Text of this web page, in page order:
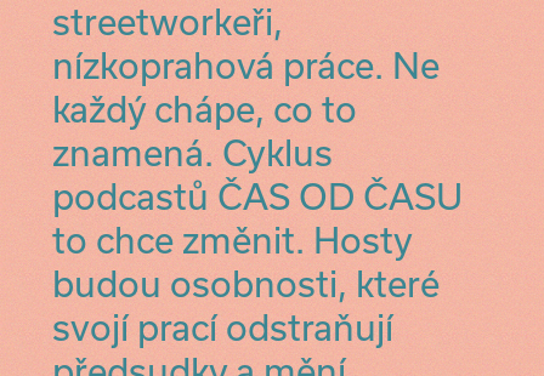
streetworkeři,
nízkoprahová práce. Ne
každý chápe, co to
znamená. Cyklus
podcastů ČAS OD ČASU
to chce změnit. Hosty
budou osobnosti, které
svojí prací odstraňují